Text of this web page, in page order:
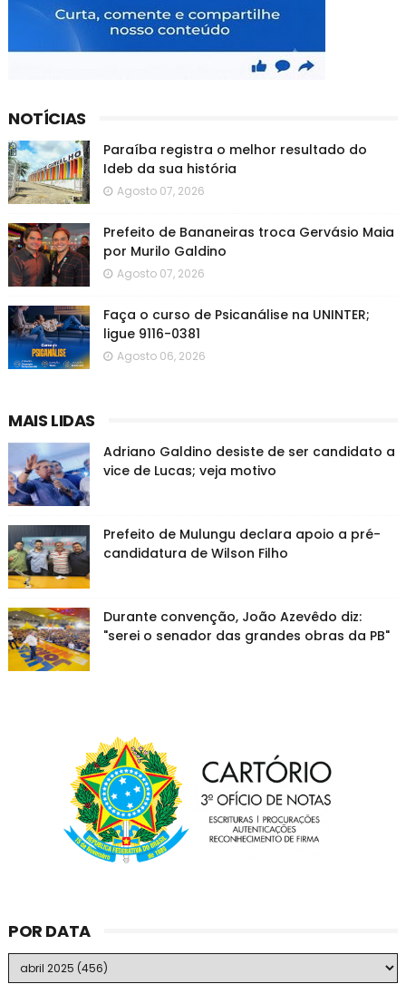
NOTÍCIAS
Paraíba registra o melhor resultado do
Ideb da sua história
Agosto 07, 2026
Prefeito de Bananeiras troca Gervásio Maia
por Murilo Galdino
Agosto 07, 2026
Faça o curso de Psicanálise na UNINTER;
ligue 9116-0381
Agosto 06, 2026
MAIS LIDAS
Adriano Galdino desiste de ser candidato a
vice de Lucas; veja motivo
Prefeito de Mulungu declara apoio a pré-
candidatura de Wilson Filho
Durante convenção, João Azevêdo diz:
"serei o senador das grandes obras da PB"
POR DATA